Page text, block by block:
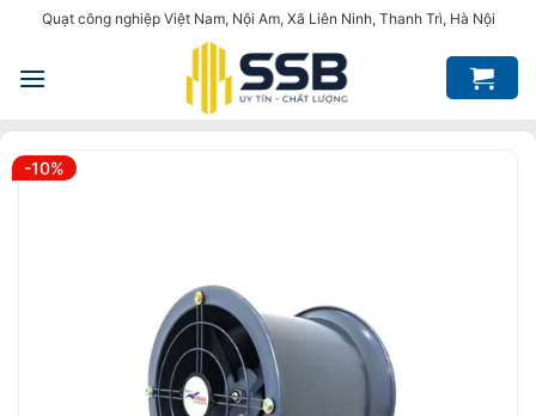
nội
Quạt công nghiệp Việt Nam, Nội Am, Xã Liên Ninh, Thanh Trì, Hà Nội
-10%